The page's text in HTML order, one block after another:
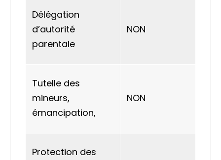
Délégation
d’autorité
parentale
NON
Tutelle des
mineurs,
émancipation,
NON
Protection des